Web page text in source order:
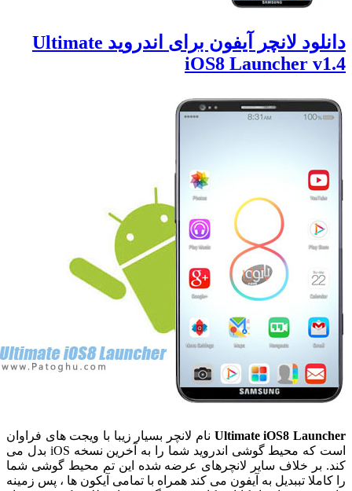
دانلود لانچر آیفون برای اندروید Ultimate
iOS8 Launcher
Ultimate iOS8نام لانچر بسیار زیبا با ویجت های فراوان
است که محیط گوشی اندروید شما را به آخرین نسخه iOS بدل می
بر خلاف سایر لانچرهای عرضه شده این تم محیط گوشی شما
کاملا تببدیل به آیفون می کند همراه با تمامی آیکون ها ، پس زمینه